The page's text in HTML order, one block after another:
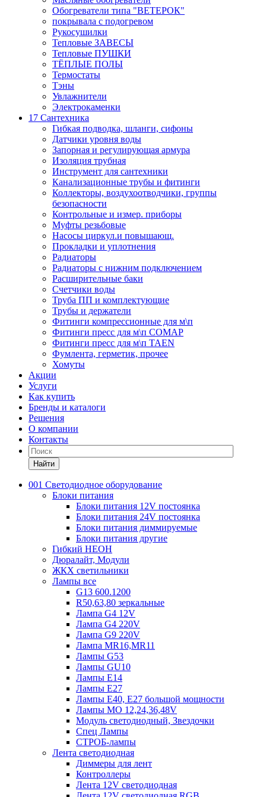
Обогреватели типа "ВЕТЕРОК"
покрывала с подогревом
Рукосушилки
Тепловые ЗАВЕСЫ
Тепловые ПУШКИ
ТЁПЛЫЕ ПОЛЫ
Термостаты
Тэны
Увлажнители
Электрокаменки
17 Сантехника
Гибкая подводка, шланги, сифоны
Датчики уровня воды
Запорная и регулирующая армура
Изоляция трубная
Инструмент для сантехники
Канализационные трубы и фитинги
Коллекторы, воздухоотводчики, группы
безопасности
Контрольные и измер. приборы
Муфты резьбовые
Насосы циркул.и повышающ.
Прокладки и уплотнения
Радиаторы
Радиаторы с нижним подключением
Расширительные баки
Счетчики воды
Труба ПП и комплектующие
Трубы и держатели
Фитинги компрессионные для м\п
Фитинги пресс для м\п COMAP
Фитинги пресс для м\п TAEN
Фумлента, герметик, прочее
Хомуты
Акции
Услуги
Как купить
Бренды и каталоги
Решения
О компании
Контакты
Найти
001 Светодиодное оборудование
Блоки питания
Блоки питания 12V постоянка
Блоки питания 24V постоянка
Блоки питания диммируемые
Блоки питания другие
Гибкий НЕОН
Дюралайт, Модули
ЖКХ светильники
Лампы все
G13 600.1200
R50,63,80 зеркальные
Лампа G4 12V
Лампа G4 220V
Лампа G9 220V
Лампа MR16,MR11
Лампы G53
Лампы GU10
Лампы Е14
Лампы Е27
Лампы Е40, Е27 большой мощности
Лампы МО 12,24,36,48V
Модуль светодиодный, Звездочки
Спец Лампы
СТРОБ-лампы
Лента светодиодная
Диммеры для лент
Контроллеры
Лента 12V светодиодная